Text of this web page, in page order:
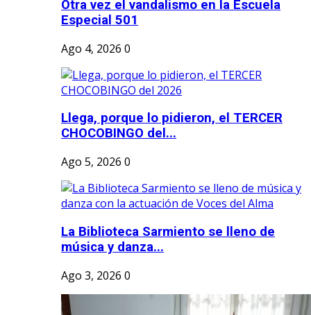
Otra vez el vandalismo en la Escuela
Especial 501
Ago 4, 2026 0
Llega, porque lo pidieron, el TERCER
CHOCOBINGO del...
Ago 5, 2026 0
La Biblioteca Sarmiento se lleno de
música y danza...
Ago 3, 2026 0